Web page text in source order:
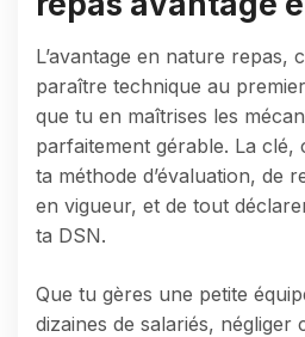
L’avantage en nature repas,
paraître technique au
que tu en maîtrises les
parfaitement gérable. La clé,
ta méthode d’évaluation, de
en vigueur, et de tout
ta DSN.
Que tu gères une petite
dizaines de salariés, négliger